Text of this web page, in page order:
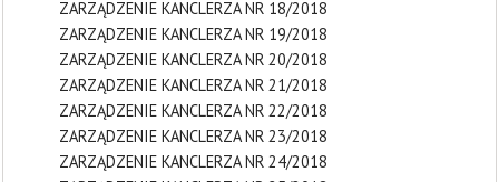
ZARZĄDZENIE KANCLERZA NR 18/2018
ZARZĄDZENIE KANCLERZA NR 19/2018
ZARZĄDZENIE KANCLERZA NR 20/2018
ZARZĄDZENIE KANCLERZA NR 21/2018
ZARZĄDZENIE KANCLERZA NR 22/2018
ZARZĄDZENIE KANCLERZA NR 23/2018
ZARZĄDZENIE KANCLERZA NR 24/2018